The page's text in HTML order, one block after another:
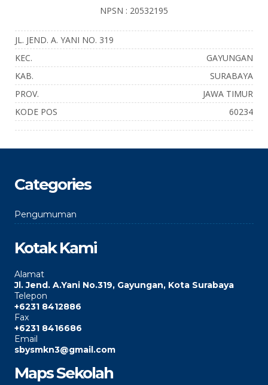
NPSN : 20532195
JL. JEND. A. YANI NO. 319
KEC.
GAYUNGAN
KAB.
SURABAYA
PROV.
JAWA TIMUR
KODE POS
60234
Categories
Pengumuman
Kotak Kami
Alamat
Jl. Jend. A.Yani No.319, Gayungan, Kota Surabaya
Telepon
+6231 8412886
Fax
+6231 8416686
Email
sbysmkn3@gmail.com
Maps Sekolah